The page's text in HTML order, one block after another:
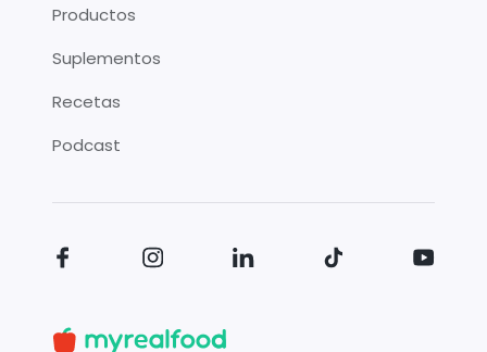
Productos
Suplementos
Recetas
Podcast